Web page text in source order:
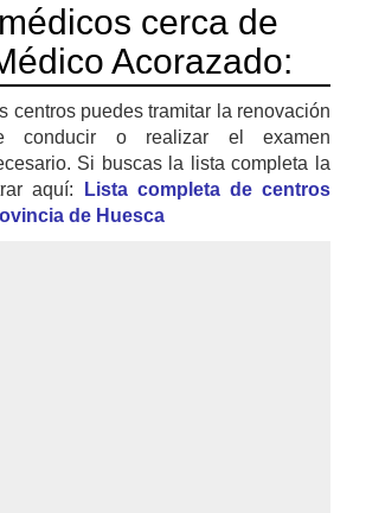
cerca de
Acorazado:
centros puedes tramitar la renovación
conducir o realizar el examen
Si buscas la lista completa la
aquí:
Lista completa de centros
de Huesca